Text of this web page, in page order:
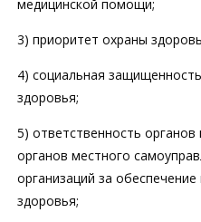
медицинской помощи;
3) приоритет охраны
4) социальная
здоровья;
5) ответственность органов
органов местного
организаций за
здоровья;